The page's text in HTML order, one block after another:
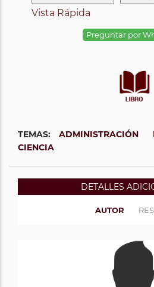
Vista Rápida
Preguntar por
TEMAS: ADMINISTRACIÓN
CIENCIA
DETALLES
AUTOR